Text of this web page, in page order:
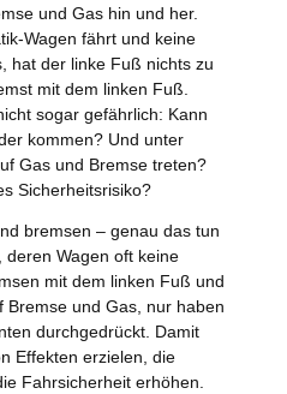
und Gas hin und her.
Wagen fährt und keine
hat der linke Fuß nichts zu
mit dem linken Fuß.
sogar gefährlich: Kann
kommen? Und unter
Gas und Bremse treten?
Sicherheitsrisiko?
bremsen – genau das tun
deren Wagen oft keine
mit dem linken Fuß und
Bremse und Gas, nur haben
durchgedrückt. Damit
Effekten erzielen, die
Fahrsicherheit erhöhen.